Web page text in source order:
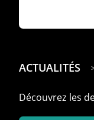
ACTUALITÉS
Découvrez les